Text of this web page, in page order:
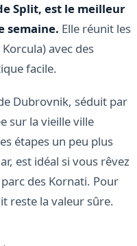
Split, est le meilleur
semaine. Elle réunit les
avec des
facile.
Dubrovnik, séduit par
sur la vieille ville
étapes un peu plus
est idéal si vous rêvez
des Kornati. Pour
reste la valeur sûre.